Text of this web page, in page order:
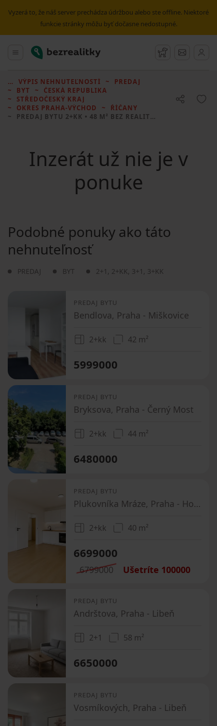
Vyzerá to, že náš server prechádza údržbou alebo ste offline. Niektoré
funkcie stránky môžu byť dočasne nedostupné.
Hlavné menu
Bezrealitky Strážny pes
Správy
VÝPIS NEHNUTEĽNOSTÍ
PREDAJ
BYT
ČESKÁ REPUBLIKA
STŘEDOČESKÝ KRAJ
OKRES PRAHA-VÝCHOD
ŘÍČANY
PREDAJ BYTU 2+KK • 48 M² BEZ REALITKY
Inzerát už nie je v
ponuke
Podobné ponuky ako táto
nehnuteľnosť
PREDAJ BYT 2+1 , 2+KK, 3+1 , 3+KK
PREDAJ BYTU
Bendlova, Praha - Miškovice
2+kk 42 m²
5999000
PREDAJ BYTU
Bryksova, Praha - Černý Most
2+kk 44 m²
6480000
PREDAJ BYTU
Plukovníka Mráze, Praha - Hostivař
2+kk 40 m²
6699000
6799000 Ušetríte 100000
PREDAJ BYTU
Andrštova, Praha - Libeň
2+1 58 m²
6650000
PREDAJ BYTU
Vosmíkových, Praha - Libeň